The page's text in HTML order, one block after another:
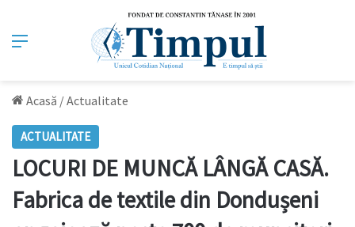
Meniu
Acasă /Actualitate
ACTUALITATE
LOCURI DE MUNCĂ LÂNGĂ CASĂ.
Fabrica de textile din Dondușeni